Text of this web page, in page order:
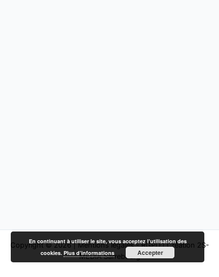
Copyright © 2026 |Mentions légales - RGPD|Création 2S-
MEDIA Sarrebourg
En continuant à utiliser le site, vous acceptez l’utilisation des
cookies.Plus d’informations Accepter